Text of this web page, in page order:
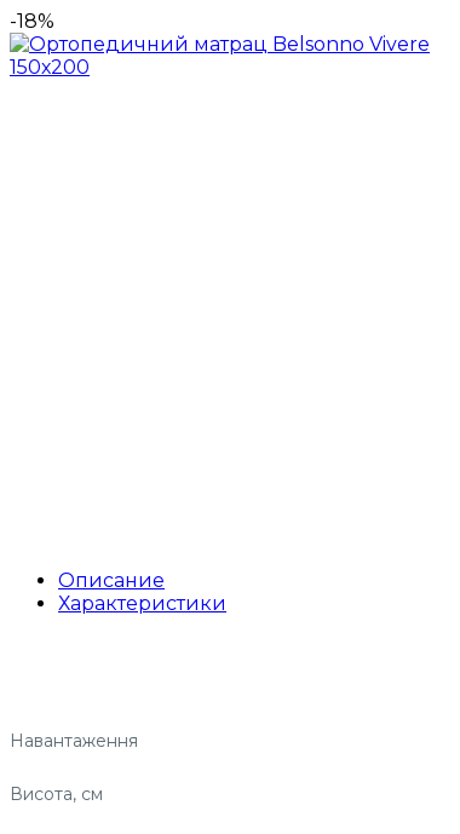
-18%
Описание
Характеристики
Навантаження
Висота, см